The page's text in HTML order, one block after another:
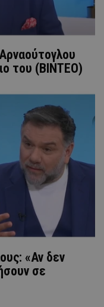
του (ΒΙΝΤΕΟ)
«Αν δεν
σε